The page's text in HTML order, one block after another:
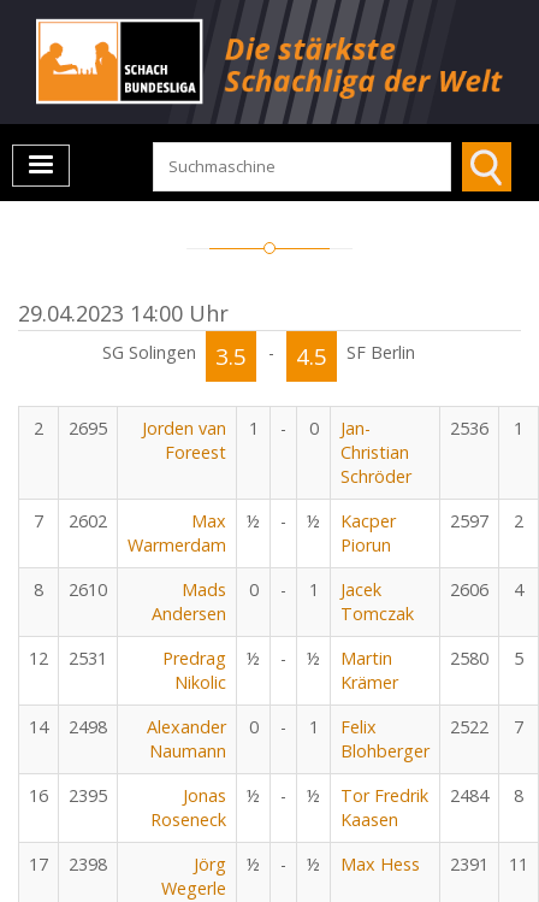
29.04.2023 14:00 Uhr
SG Solingen 3.5 - 4.5 SF Berlin
2 2695
Jorden van
Foreest
1 - 0
Jan-
Christian
Schröder
2536 1
7 2602
Max
Warmerdam
½ - ½
Kacper
Piorun
2597 2
8 2610
Mads
Andersen
0 - 1
Jacek
Tomczak
2606 4
12 2531
Predrag
Nikolic
½ - ½
Martin
Krämer
2580 5
14 2498
Alexander
Naumann
0 - 1
Felix
Blohberger
2522 7
16 2395
Jonas
Roseneck
½ - ½
Tor Fredrik
Kaasen
2484 8
17 2398
Jörg
Wegerle
½ - ½ Max Hess 2391 11